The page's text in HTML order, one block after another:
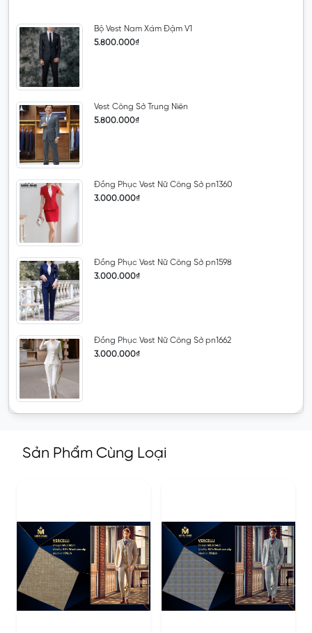
Bộ Vest Nam Xám Đậm V1
5.800.000₫
Vest Công Sở Trung Niên
5.800.000₫
Đồng Phục Vest Nữ Công Sở pn1360
3.000.000₫
Đồng Phục Vest Nữ Công Sở pn1598
3.000.000₫
Đồng Phục Vest Nữ Công Sở pn1662
3.000.000₫
Sản Phẩm Cùng Loại